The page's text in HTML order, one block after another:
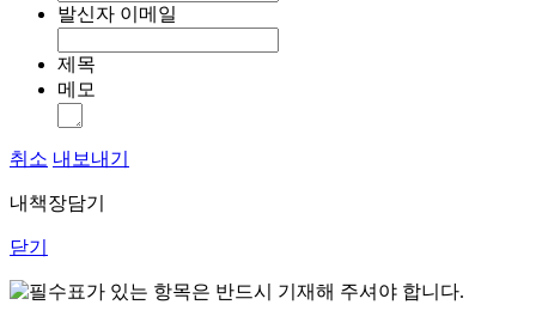
발신자 이메일
제목
메모
취소 내보내기
내책장담기
닫기
표가 있는 항목은 반드시 기재해 주셔야 합니다.